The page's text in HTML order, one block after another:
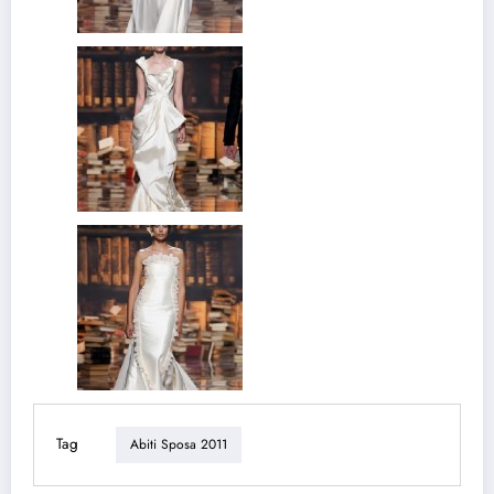
Tag Abiti Sposa 2011